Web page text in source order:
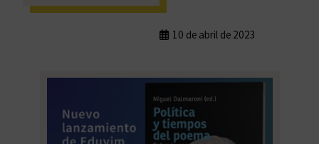
10 de abril de 2023